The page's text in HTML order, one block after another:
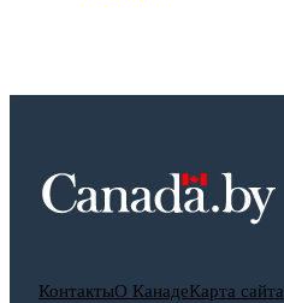
КонтактыО КанадеКарта сайта